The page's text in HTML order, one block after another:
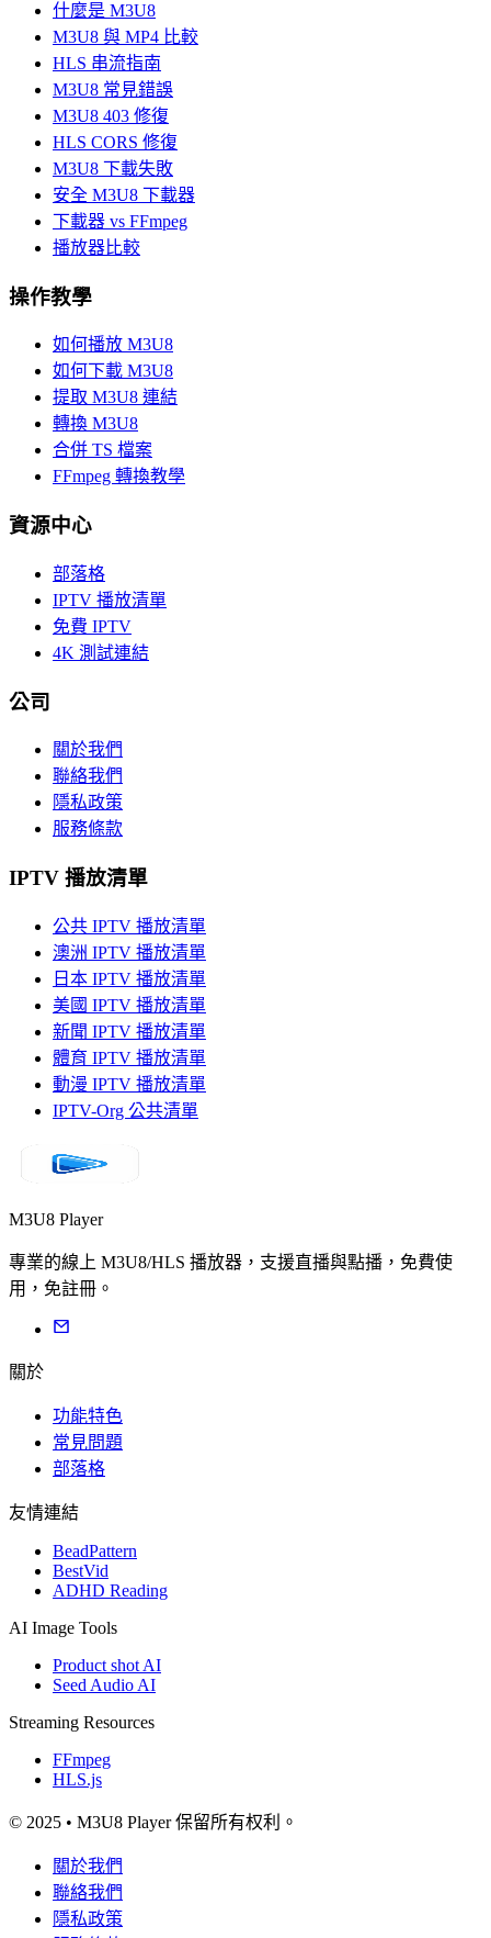
什麼是 M3U8
M3U8 與 MP4 比較
HLS 串流指南
M3U8 常見錯誤
M3U8 403 修復
HLS CORS 修復
M3U8 下載失敗
安全 M3U8 下載器
下載器 vs FFmpeg
播放器比較
操作教學
如何播放 M3U8
如何下載 M3U8
提取 M3U8 連結
轉換 M3U8
合併 TS 檔案
FFmpeg 轉換教學
資源中心
部落格
IPTV 播放清單
免費 IPTV
4K 測試連結
公司
關於我們
聯絡我們
隱私政策
服務條款
IPTV 播放清單
公共 IPTV 播放清單
澳洲 IPTV 播放清單
日本 IPTV 播放清單
美國 IPTV 播放清單
新聞 IPTV 播放清單
體育 IPTV 播放清單
動漫 IPTV 播放清單
IPTV-Org 公共清單
M3U8 Player
專業的線上 M3U8/HLS 播放器，支援直播與點播，免費使
用，免註冊。
關於
功能特色
常見問題
部落格
友情連結
BeadPattern
BestVid
ADHD Reading
AI Image Tools
Product shot AI
Seed Audio AI
Streaming Resources
FFmpeg
HLS.js
© 2025 • M3U8 Player 保留所有权利。
關於我們
聯絡我們
隱私政策